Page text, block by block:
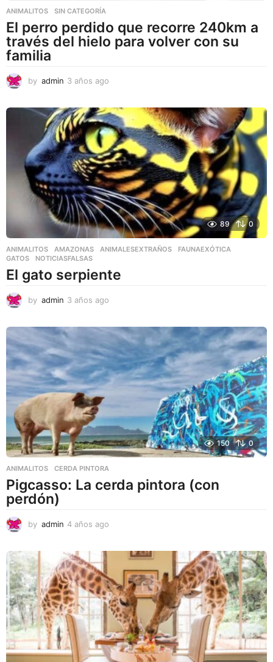
ANIMALITOS ,SIN CATEGORÍA
El perro perdido que recorre 240km a
través del hielo para volver con su
familia
by admin 3 años ago
o
s
a
g
o
89 0
ANIMALITOS AMAZONAS ,ANIMALESEXTRAÑOS ,FAUNAEXÓTICA
GATOS
,NOTICIASFALSAS
El gato serpiente
by admin 3 años ago
o
g
o
150 0
ANIMALITOS CERDA PINTORA
Pigcasso: La cerda pintora (con
perdón)
by admin 4 años ago
a
g
o